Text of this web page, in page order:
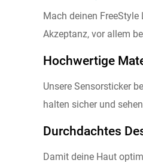
Mach deinen
Akzeptanz, vor allem
Hochwertige
Unsere Sensorsticker
halten sicher und
Durchdachtes
Damit deine Haut